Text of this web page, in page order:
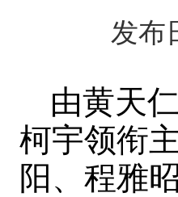
发布
由黄天
柯宇领衔
阳、程雅